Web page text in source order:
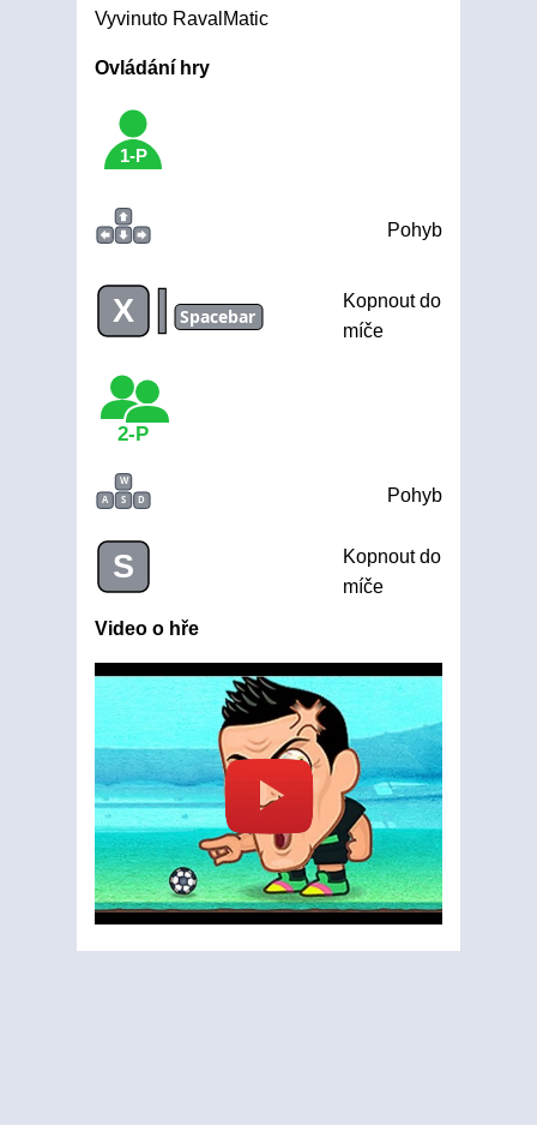
Vyvinuto RavalMatic
Ovládání hry
1-P
Pohyb
X | Spacebar
Kopnout do
míče
2-P
W
A
S D Pohyb
S
Kopnout do
míče
Video o hře